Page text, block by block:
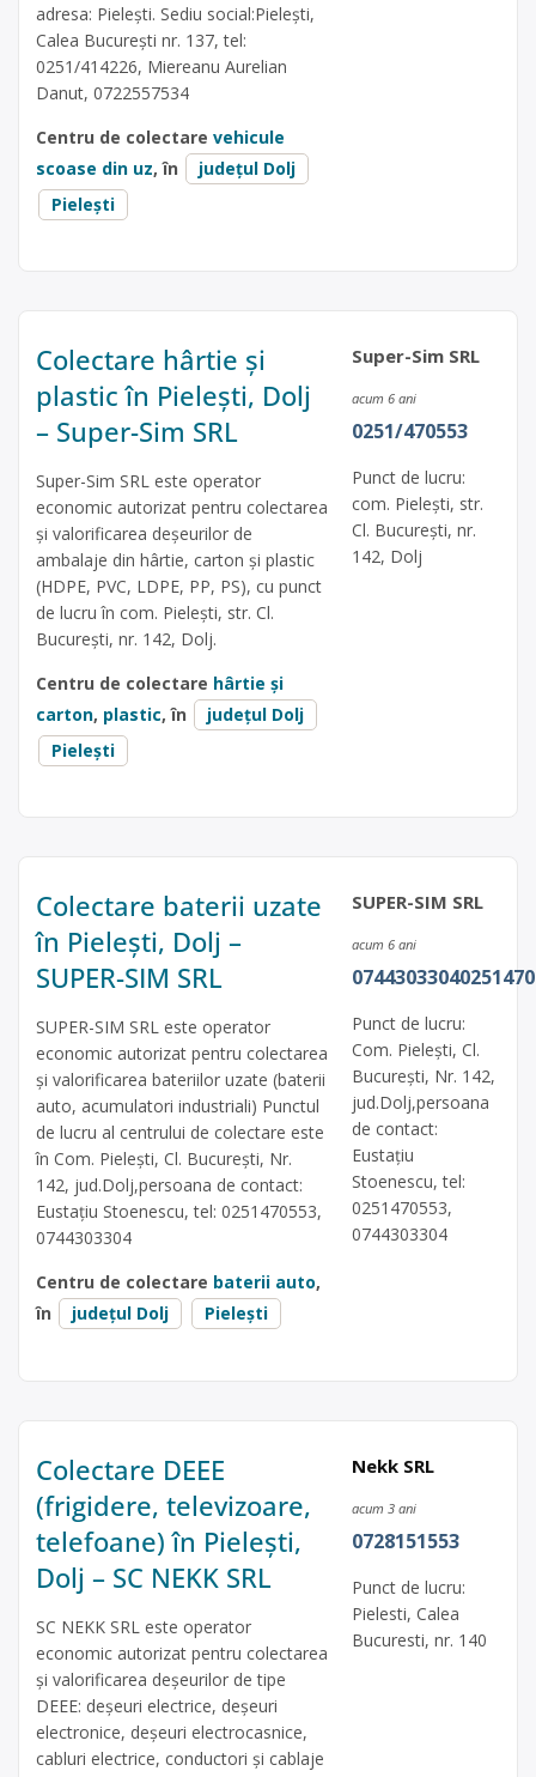
adresa: Pielești. Sediu social:Pielești,
Calea București nr. 137, tel:
0251/414226, Miereanu Aurelian
Danut, 0722557534
Centru de colectare vehicule
scoase din uz, în
județul Dolj
Pielești
Colectare hârtie și
plastic în Pielești, Dolj
– Super-Sim SRL
Super-Sim SRL este operator
economic autorizat pentru colectarea
și valorificarea deșeurilor de
ambalaje din hârtie, carton și plastic
(HDPE, PVC, LDPE, PP, PS), cu punct
de lucru în com. Pielești, str. Cl.
București, nr. 142, Dolj.
Centru de colectare hârtie și
carton, plastic, în
județul Dolj
Pielești
Super-Sim SRL
acum 6 ani
0251/470553
Punct de lucru:
com. Pielești, str.
Cl. București, nr.
142, Dolj
Colectare baterii uzate
în Pielești, Dolj –
SUPER-SIM SRL
SUPER-SIM SRL este operator
economic autorizat pentru colectarea
și valorificarea bateriilor uzate (baterii
auto, acumulatori industriali) Punctul
de lucru al centrului de colectare este
în Com. Pieleşti, Cl. Bucureşti, Nr.
142, jud.Dolj,persoana de contact:
Eustaţiu Stoenescu, tel: 0251470553,
0744303304
Centru de colectare baterii auto,
în
județul Dolj Pielești
SUPER-SIM SRL
acum 6 ani
Punct de lucru:
Com. Pieleşti, Cl.
Bucureşti, Nr. 142,
jud.Dolj,persoana
de contact:
Eustaţiu
Stoenescu, tel:
0251470553,
0744303304
Colectare DEEE
(frigidere, televizoare,
telefoane) în Pielești,
Dolj – SC NEKK SRL
SC NEKK SRL este operator
economic autorizat pentru colectarea
și valorificarea deșeurilor de tipe
DEEE: deșeuri electrice, deșeuri
electronice, deșeuri electrocasnice,
cabluri electrice, conductori și cablaje
Nekk SRL
acum 3 ani
0728151553
Punct de lucru:
Pielesti, Calea
Bucuresti, nr. 140